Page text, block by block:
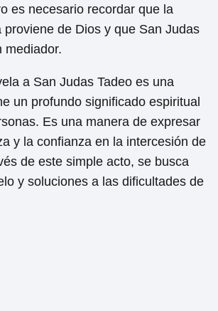
es necesario recordar que la
proviene de Dios y que San Judas
mediador.
a San Judas Tadeo es una
un profundo significado espiritual
Es una manera de expresar
y la confianza en la intercesión de
de este simple acto, se busca
y soluciones a las dificultades de